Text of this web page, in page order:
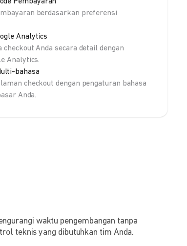
Pembayaran
berdasarkan preferensi
Analytics
Anda secara detail dengan
Analytics.
bahasa
checkout dengan pengaturan bahasa
Anda.
waktu pengembangan tanpa
teknis yang dibutuhkan tim Anda.